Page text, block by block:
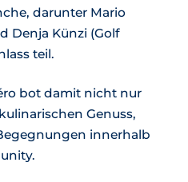
darunter Mario
Denja Künzi (Golf
teil.
bot damit nicht nur
Genuss,
innerhalb